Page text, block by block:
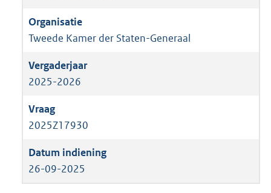
Tweede Kamer der Staten-Generaal
2025-2026
2025Z17930
26-09-2025